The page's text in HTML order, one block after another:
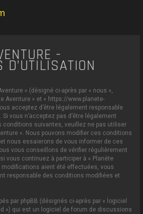
-
D’UTILISATION
» (désigné ci-après par « nous »,
Aventure » et « https://www.planete-
acceptez d’être légalement responsable
vous n’acceptez pas d’être légalement
conditions suivantes, veuillez ne pas utiliser
». Nous pouvons modifier ces conditions
nous essaierons de vous informer de ces
vous conseillons de vérifier régulièrement
vous continuez à participer à « Planète
modifications aient été effectuées, vous
responsable des conditions modifiées et
par phpBB (désignés ci-après par « logiciel
») qui est un logiciel de forum de discussions